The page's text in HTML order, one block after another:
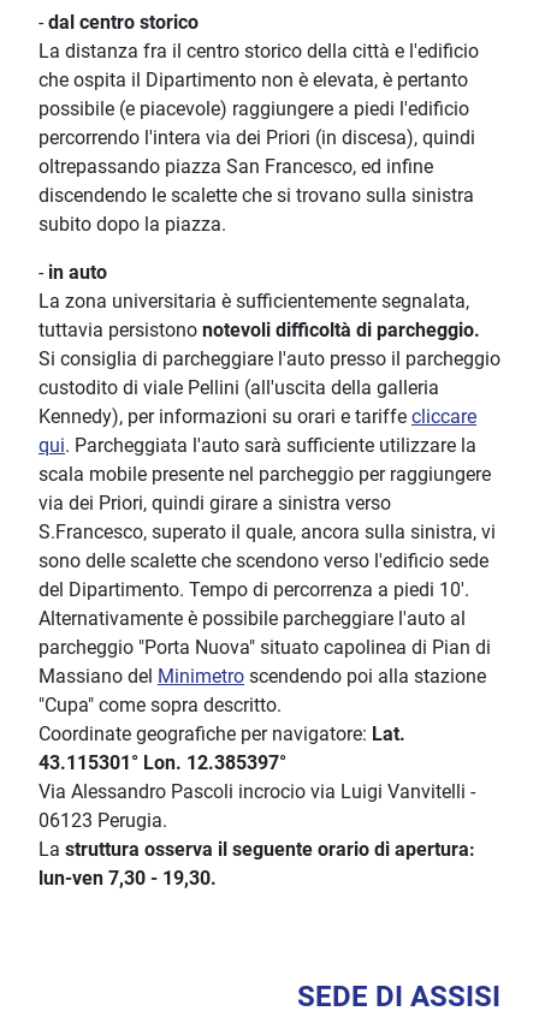
-dal centro storico
La distanza fra il centro storico della città e l'edificio
che ospita il Dipartimento non è elevata, è pertanto
possibile (e piacevole) raggiungere a piedi l'edificio
percorrendo l'intera via dei Priori (in discesa), quindi
oltrepassando piazza San Francesco, ed infine
discendendo le scalette che si trovano sulla sinistra
subito dopo la piazza.
- in auto
La zona universitaria è sufficientemente segnalata,
tuttavia persistono notevoli difficoltà di parcheggio.
Si consiglia di parcheggiare l'auto presso il parcheggio
custodito di viale Pellini (all'uscita della galleria
Kennedy), per informazioni su orari e tariffe cliccare
qui. Parcheggiata l'auto sarà sufficiente utilizzare la
scala mobile presente nel parcheggio per raggiungere
via dei Priori, quindi girare a sinistra verso
S.Francesco, superato il quale, ancora sulla sinistra, vi
sono delle scalette che scendono verso l'edificio sede
del Dipartimento. Tempo di percorrenza a piedi 10'.
Alternativamente è possibile parcheggiare l'auto al
parcheggio "Porta Nuova" situato capolinea di Pian di
Massiano del Minimetro scendendo poi alla stazione
"Cupa" come sopra descritto.
Coordinate geografiche per navigatore: Lat.
43.115301° Lon. 12.385397°
Via Alessandro Pascoli incrocio via Luigi Vanvitelli -
06123 Perugia.
La struttura osserva il seguente orario di apertura:
lun-ven 7,30 - 19,30.
SEDE DI ASSISI